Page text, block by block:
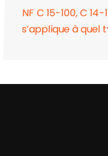
NF C 15-100, C
s’applique à quel